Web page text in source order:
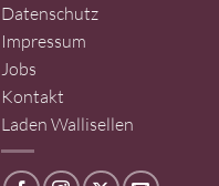
Datenschutz
Impressum
Jobs
Kontakt
Laden Wallisellen